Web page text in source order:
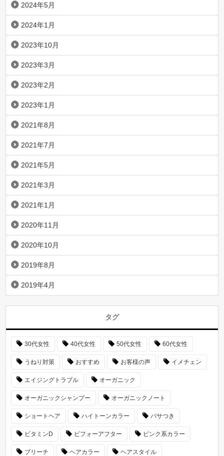
2024年5月
2024年1月
2023年10月
2023年3月
2023年2月
2023年1月
2021年8月
2021年7月
2021年5月
2021年3月
2021年1月
2020年11月
2020年10月
2019年8月
2019年4月
タグ
30代女性 40代女性 50代女性 60代女性
うねり対策 おすすめ お客様の声 イメチェン
エイジングトラブル オーガニック
オーガニックシャンプー オーガニックノート
ショートヘア ハイトーンカラー パサつき
ビタミンD ビフォーアフター ピンク系カラー
ブリーチ ヘアカラー ヘアスタイル